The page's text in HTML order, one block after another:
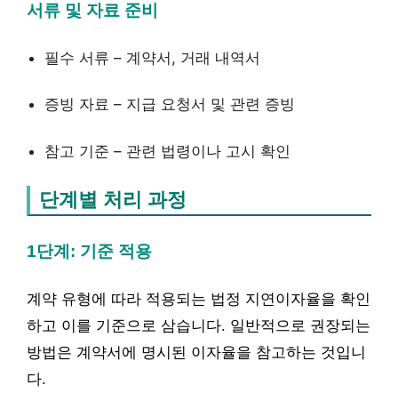
서류 및 자료 준비
필수 서류 – 계약서, 거래 내역서
증빙 자료 – 지급 요청서 및 관련 증빙
참고 기준 – 관련 법령이나 고시 확인
단계별 처리 과정
1단계: 기준 적용
계약 유형에 따라 적용되는 법정 지연이자율을 확인
하고 이를 기준으로 삼습니다. 일반적으로 권장되는
방법은 계약서에 명시된 이자율을 참고하는 것입니
다.